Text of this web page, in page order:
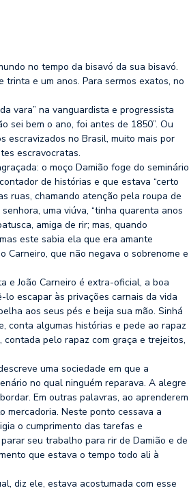
no tempo da bisavó da sua bisavó.
e um anos. Para sermos exatos, no
vara” na vanguardista e progressista
sei bem o ano, foi antes de 1850”. Ou
escravizados no Brasil, muito mais por
escravocratas.
o moço Damião foge do seminário
de histórias e que estava “certo
ruas, chamando atenção pela roupa de
uma viúva, “tinha quarenta anos
amiga de rir; mas, quando
este sabia ela que era amante
Carneiro, que não negava o sobrenome e
e João Carneiro é extra-oficial, a boa
escapar às privações carnais da vida
aos seus pés e beija sua mão. Sinhá
conta algumas histórias e pede ao rapaz
pelo rapaz com graça e trejeitos,
uma sociedade em que a
no qual ninguém reparava. A alegre
Em outras palavras, ao aprenderem
mercadoria. Neste ponto cessava a
o cumprimento das tarefas e
seu trabalho para rir de Damião e de
que estava o tempo todo ali à
diz ele, estava acostumada com esse